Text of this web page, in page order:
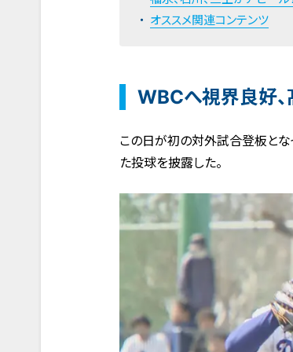
オススメ関連コンテンツ
WBCへ視界良好
この日が初の対外試合登板とな
た投球を披露した。